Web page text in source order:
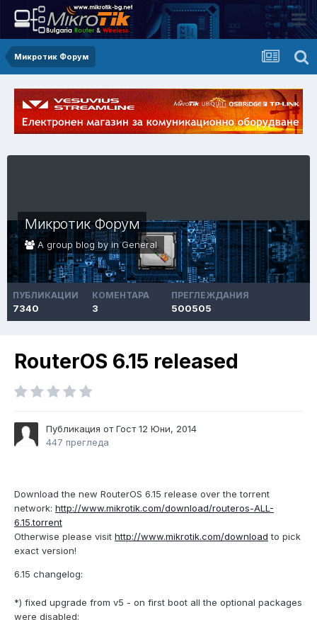
Микротик Форум
Микротик Форум
A group blog by inGeneral
ПУБЛИКАЦИИ
7340
КОМЕНТАРА
3
ПРЕГЛЕЖДАНИЯ
500505
RouterOS 6.15 released
Публикация от Гост12 Юни, 2014
447 прегледа
Download the new RouterOS 6.15 release over the torrent
network: http://www.mikrotik.com/download/routeros-ALL-
6.15.torrent
Otherwise please visit http://www.mikrotik.com/download to pick
exact version!
6.15 changelog:
*) fixed upgrade from v5 - on first boot all the optional packages
were disabled;